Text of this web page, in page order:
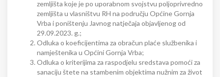
zemljišta koje je po uporabnom svojstvu poljoprivredno
zemljišta u vlasništvu RH na području Općine Gornja
Vrba i poništenju Javnog natječaja objavljenog od
29.09.2023. g.;
Odluka o koeficijentima za obračun plaće službenika i
namještenika u Općini Gornja Vrba;
Odluka o kriterijima za raspodjelu sredstava pomoći za
sanaciju štete na stambenim objektima nužnim za život